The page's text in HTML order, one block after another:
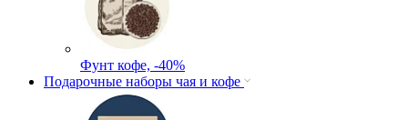
Фунт кофе, -40%
Подарочные наборы чая и кофе